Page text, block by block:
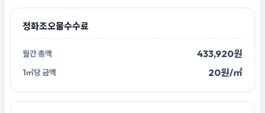
정화조오물수수료
433,920원
20원/㎡